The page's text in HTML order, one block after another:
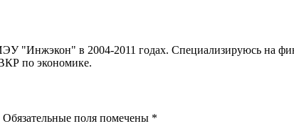
"Инжэкон" в 2004-2011 годах. Специализируюсь на
по экономике.
Обязательные поля помечены *